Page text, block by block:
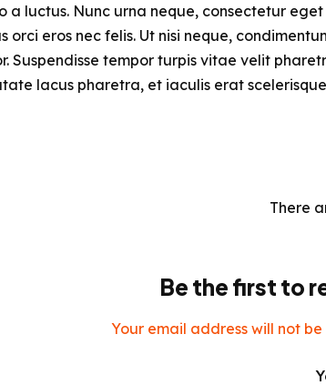
a luctus. Nunc urna neque, consectetur
orci eros nec felis. Ut nisi neque,
Suspendisse tempor turpis vitae velit
lacus pharetra, et iaculis erat
There
Be the first to
Your email address will not be